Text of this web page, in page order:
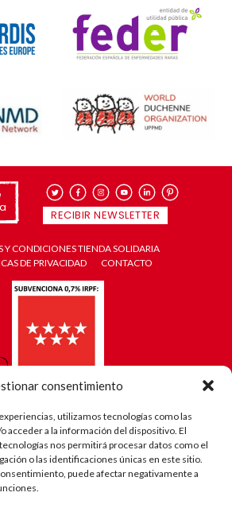
consentimiento
utilizamos tecnologías como las
acceder a la información del dispositivo. El
nos permitirá procesar datos como el
o las identificaciones únicas en este sitio.
puede afectar negativamente a
RECIBIR NEWSLETTER
Y CONDICIONES TIENDA SOLIDARIA
DE PRIVACIDAD CONTACTO